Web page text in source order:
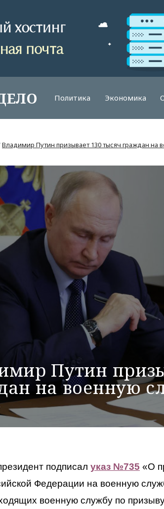
Политика Экономика
Владимир Путин призывает 130 тысяч граждан на
Путин
на военную
подписал указ №735 «О
Федерации на военную
военную службу по